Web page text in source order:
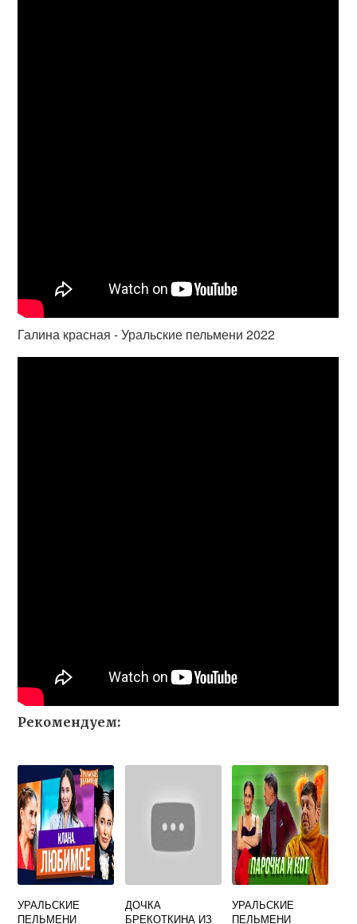
Галина красная - Уральские пельмени 2022
Рекомендуем:
УРАЛЬСКИЕ
ПЕЛЬМЕНИ
ДОЧКА
БРЕКОТКИНА ИЗ
УРАЛЬСКИЕ
ПЕЛЬМЕНИ